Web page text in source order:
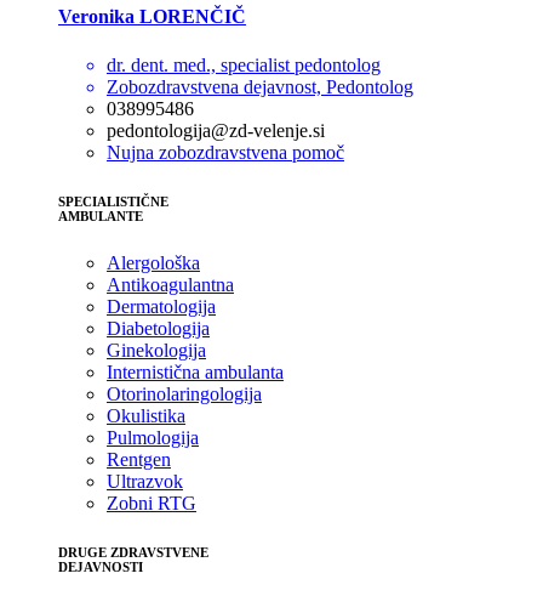
Veronika LORENČIČ
dr. dent. med., specialist pedontolog
Zobozdravstvena dejavnost, Pedontolog
038995486
pedontologija@zd-velenje.si
Nujna zobozdravstvena pomoč
SPECIALISTIČNE
AMBULANTE
Alergološka
Antikoagulantna
Dermatologija
Diabetologija
Ginekologija
Internistična ambulanta
Otorinolaringologija
Okulistika
Pulmologija
Rentgen
Ultrazvok
Zobni RTG
DRUGE ZDRAVSTVENE
DEJAVNOSTI